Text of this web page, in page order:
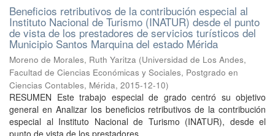
Beneficios retributivos de la contribución especial al
Instituto Nacional de Turismo (INATUR) desde el punto
de vista de los prestadores de servicios turísticos del
Municipio Santos Marquina del estado Mérida
Moreno de Morales, Ruth Yaritza (Universidad de Los Andes,
Facultad de Ciencias Económicas y Sociales, Postgrado en
Ciencias Contables, Mérida, 2015-12-10)
RESUMEN Este trabajo especial de grado centró su objetivo
general en Analizar los beneficios retributivos de la contribución
especial al Instituto Nacional de Turismo (INATUR), desde el
punto de vista de los prestadores ...